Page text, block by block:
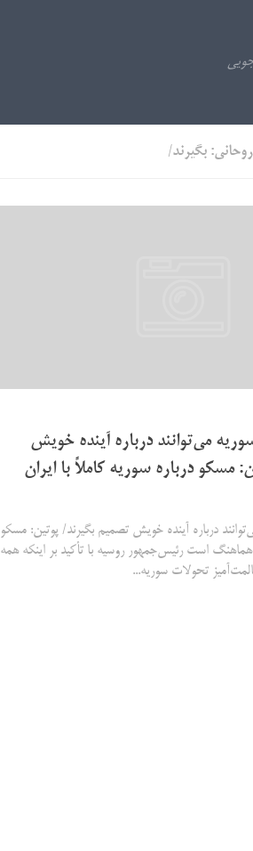
روحانی: بگیرند/
می‌توانند درباره آینده خویش
مسکو درباره سوریه کاملاً با ایران
درباره آینده خویش تصمیم بگیرند/ پوتین: مسکو
هماهنگ است رئیس‌جمهور روسیه با تأکید بر اینکه همه
تحولات سوریه...